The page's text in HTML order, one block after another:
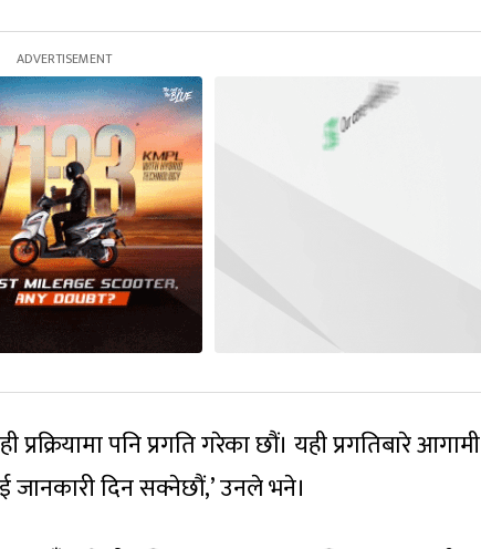
प्रक्रियामा पनि प्रगति गरेका छौं। यही प्रगतिबारे आगामी
जानकारी दिन सक्नेछौं,’ उनले भने।